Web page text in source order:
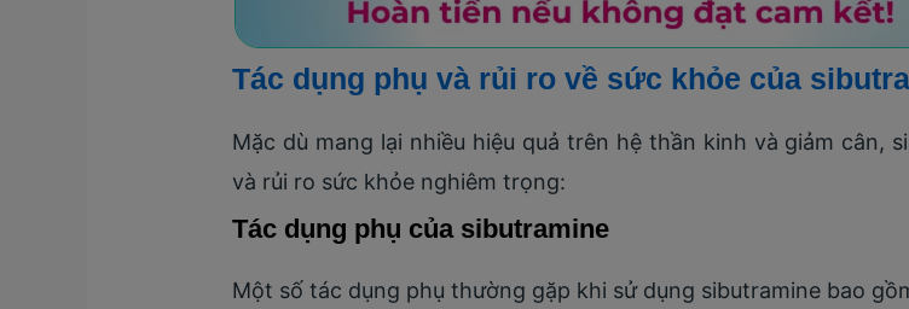
Tác dụng phụ và rủi ro về sức khỏe của
Mặc dù mang lại nhiều hiệu quả trên hệ thần kinh và giảm cân,
và rủi ro sức khỏe nghiêm trọng:
Tác dụng phụ của sibutramine
Một số tác dụng phụ thường gặp khi sử dụng sibutramine bao